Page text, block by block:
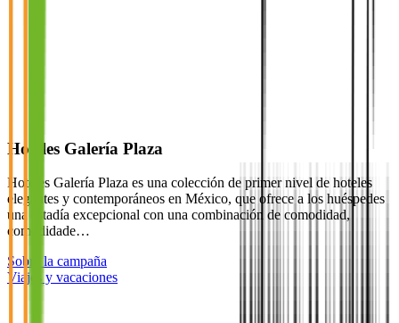
Hoteles Galería Plaza
Hoteles Galería Plaza es una colección de primer nivel de hoteles
elegantes y contemporáneos en México, que ofrece a los huéspedes
una estadía excepcional con una combinación de comodidad,
comodidade…
Sobre la campaña
Viajes y vacaciones